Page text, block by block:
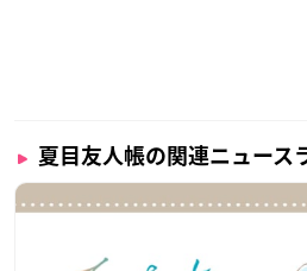
夏目友人帳の関連ニュース